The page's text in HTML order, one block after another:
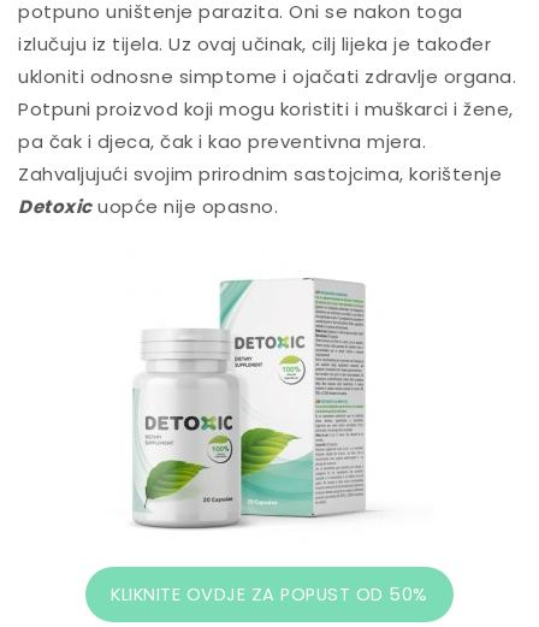
potpuno uništenje parazita. Oni se nakon toga
izlučuju iz tijela. Uz ovaj učinak, cilj lijeka je također
ukloniti odnosne simptome i ojačati zdravlje organa.
Potpuni proizvod koji mogu koristiti i muškarci i žene,
pa čak i djeca, čak i kao preventivna mjera.
Zahvaljujući svojim prirodnim sastojcima, korištenje
Detoxicuopće nije opasno.
KLIKNITE OVDJE ZA POPUST OD 50%